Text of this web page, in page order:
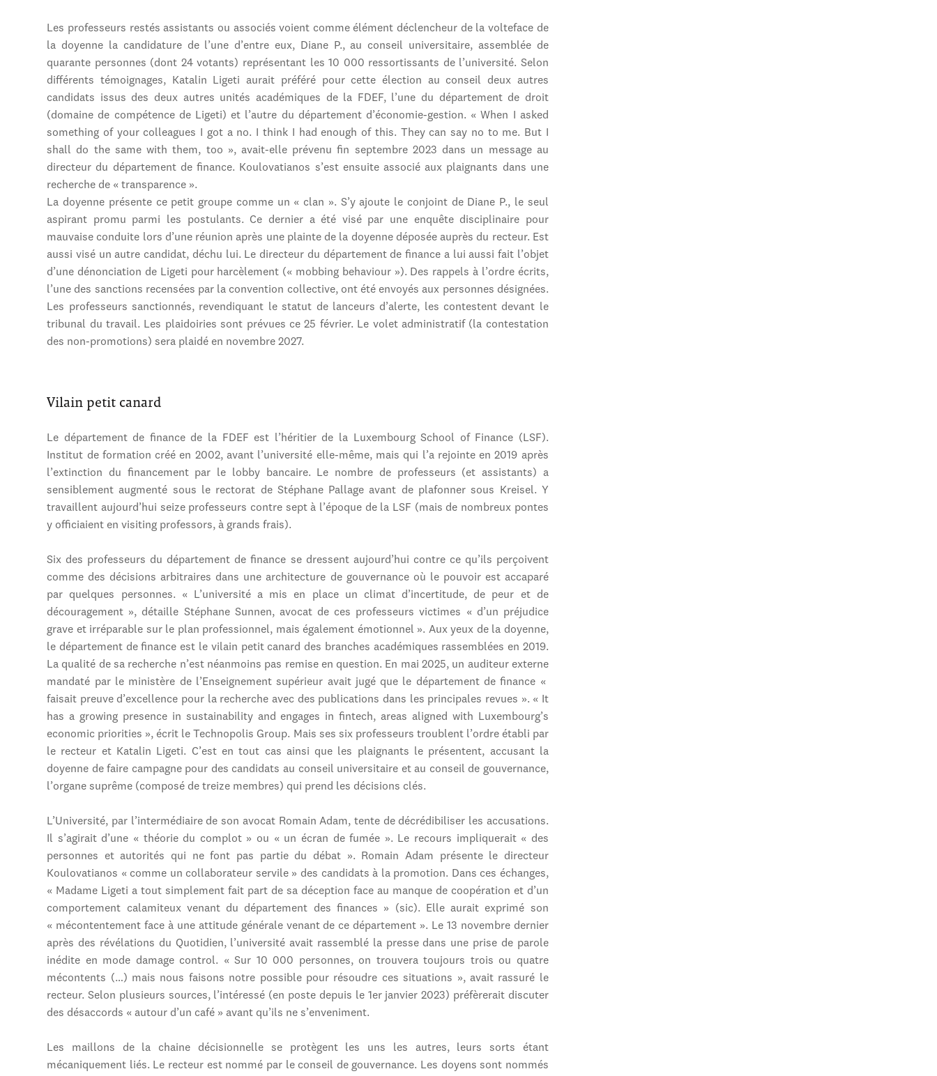
Les professeurs restés assistants ou associés voient comme élément déclencheur de la volteface de
la doyenne la candidature de l’une d’entre eux, Diane P., au conseil universitaire, assemblée de
quarante personnes (dont 24 votants) représentant les 10 000 ressortissants de l’université. Selon
différents témoignages, Katalin Ligeti aurait préféré pour cette élection au conseil deux autres
candidats issus des deux autres unités académiques de la FDEF, l’une du département de droit
(domaine de compétence de Ligeti) et l’autre du département d’économie-gestion. « When I asked
something of your colleagues I got a no. I think I had enough of this. They can say no to me. But I
shall do the same with them, too », avait-elle prévenu fin septembre 2023 dans un message au
directeur du département de finance. Koulovatianos s’est ensuite associé aux plaignants dans une
recherche de « transparence ».
La doyenne présente ce petit groupe comme un « clan ». S’y ajoute le conjoint de Diane P., le seul
aspirant promu parmi les postulants. Ce dernier a été visé par une enquête disciplinaire pour
mauvaise conduite lors d’une réunion après une plainte de la doyenne déposée auprès du recteur. Est
aussi visé un autre candidat, déchu lui. Le directeur du département de finance a lui aussi fait l’objet
d’une dénonciation de Ligeti pour harcèlement (« mobbing behaviour »). Des rappels à l’ordre écrits,
l’une des sanctions recensées par la convention collective, ont été envoyés aux personnes désignées.
Les professeurs sanctionnés, revendiquant le statut de lanceurs d’alerte, les contestent devant le
tribunal du travail. Les plaidoiries sont prévues ce 25 février. Le volet administratif (la contestation
des non-promotions) sera plaidé en novembre 2027.
Vilain petit canard
Le département de finance de la FDEF est l’héritier de la Luxembourg School of Finance (LSF).
Institut de formation créé en 2002, avant l’université elle-même, mais qui l’a rejointe en 2019 après
l’extinction du financement par le lobby bancaire. Le nombre de professeurs (et assistants) a
sensiblement augmenté sous le rectorat de Stéphane Pallage avant de plafonner sous Kreisel. Y
travaillent aujourd’hui seize professeurs contre sept à l’époque de la LSF (mais de nombreux pontes
y officiaient en visiting professors, à grands frais).
Six des professeurs du département de finance se dressent aujourd’hui contre ce qu’ils perçoivent
comme des décisions arbitraires dans une architecture de gouvernance où le pouvoir est accaparé
par quelques personnes. « L’université a mis en place un climat d’incertitude, de peur et de
découragement », détaille Stéphane Sunnen, avocat de ces professeurs victimes « d’un préjudice
grave et irréparable sur le plan professionnel, mais également émotionnel ». Aux yeux de la doyenne,
le département de finance est le vilain petit canard des branches académiques rassemblées en 2019.
La qualité de sa recherche n’est néanmoins pas remise en question. En mai 2025, un auditeur externe
mandaté par le ministère de l’Enseignement supérieur avait jugé que le département de finance «
faisait preuve d’excellence pour la recherche avec des publications dans les principales revues ». « It
has a growing presence in sustainability and engages in fintech, areas aligned with Luxembourg’s
economic priorities », écrit le Technopolis Group. Mais ses six professeurs troublent l’ordre établi par
le recteur et Katalin Ligeti. C’est en tout cas ainsi que les plaignants le présentent, accusant la
doyenne de faire campagne pour des candidats au conseil universitaire et au conseil de gouvernance,
l’organe suprême (composé de treize membres) qui prend les décisions clés.
L’Université, par l’intermédiaire de son avocat Romain Adam, tente de décrédibiliser les accusations.
Il s’agirait d’une « théorie du complot » ou « un écran de fumée ». Le recours impliquerait « des
personnes et autorités qui ne font pas partie du débat ». Romain Adam présente le directeur
Koulovatianos « comme un collaborateur servile » des candidats à la promotion. Dans ces échanges,
« Madame Ligeti a tout simplement fait part de sa déception face au manque de coopération et d’un
comportement calamiteux venant du département des finances » (sic). Elle aurait exprimé son
« mécontentement face à une attitude générale venant de ce département ». Le 13 novembre dernier
après des révélations du Quotidien, l’université avait rassemblé la presse dans une prise de parole
inédite en mode damage control. « Sur 10 000 personnes, on trouvera toujours trois ou quatre
mécontents (…) mais nous faisons notre possible pour résoudre ces situations », avait rassuré le
recteur. Selon plusieurs sources, l’intéressé (en poste depuis le 1er janvier 2023) préfèrerait discuter
des désaccords « autour d’un café » avant qu’ils ne s’enveniment.
Les maillons de la chaine décisionnelle se protègent les uns les autres, leurs sorts étant
mécaniquement liés. Le recteur est nommé par le conseil de gouvernance. Les doyens sont nommés